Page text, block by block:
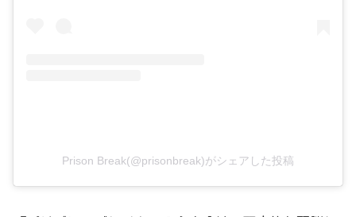
Prison Break(@prisonbreak)がシェアした投稿